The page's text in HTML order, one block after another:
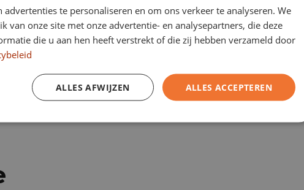
Adaptive cruise
Airbag bestuurder
GERMAN
te personaliseren en om ons verkeer te analyseren. We
van onze site met onze advertentie- en analysepartners, die deze
die u aan hen heeft verstrekt of die zij hebben verzameld door
ALLES ACCEPTEREN
ALLES AFWIJZEN